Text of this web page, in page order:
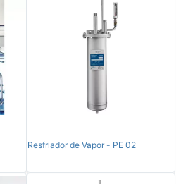
Resfriador de Vapor - PE 02